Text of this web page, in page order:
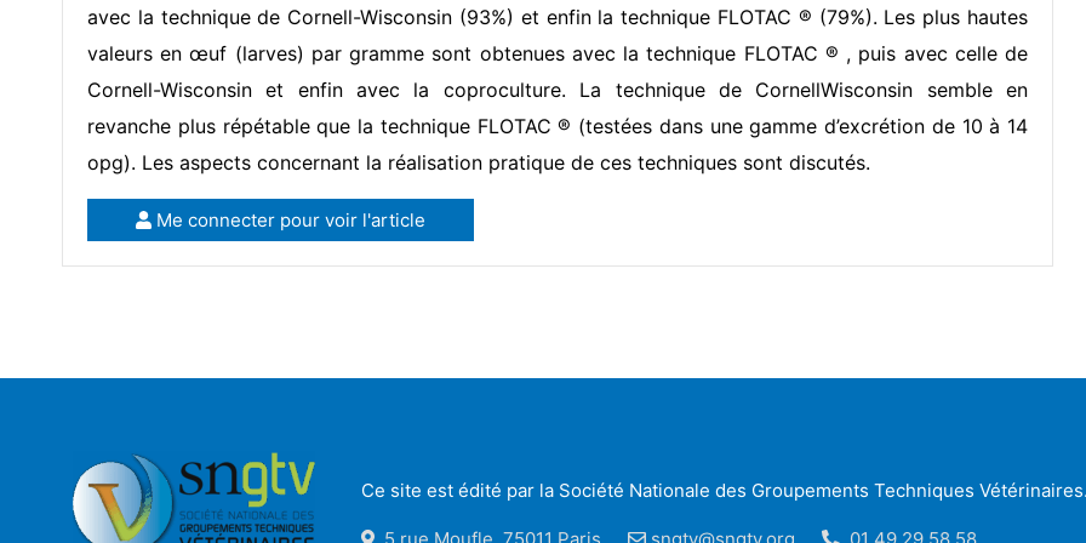
avec la technique de Cornell-Wisconsin (93%) et enfin la technique FLOTAC ® (79%). Les plus hautes
valeurs en œuf (larves) par gramme sont obtenues avec la technique FLOTAC ® , puis avec celle de
Cornell-Wisconsin et enfin avec la coproculture. La technique de CornellWisconsin semble en
revanche plus répétable que la technique FLOTAC ® (testées dans une gamme d’excrétion de 10 à 14
opg). Les aspects concernant la réalisation pratique de ces techniques sont discutés.
Me connecter pour voir l'article
Ce site est édité par la Société Nationale des Groupements Techniques